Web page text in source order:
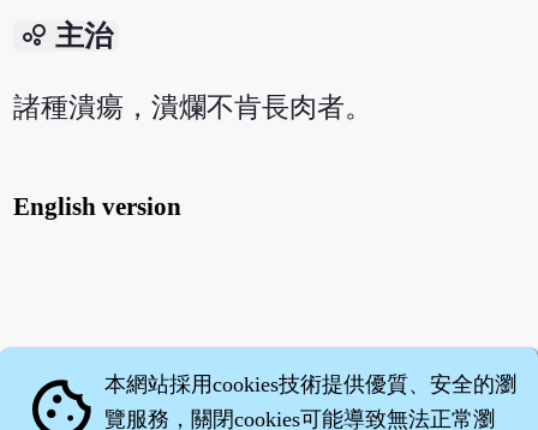
bubble_chart 主治
諸種潰瘍，潰爛不肯長肉者。
English version
cookie 本網站採用cookies技術提供優質、安全的瀏
覽服務，關閉cookies可能導致無法正常瀏